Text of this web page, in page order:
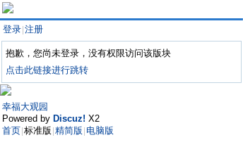
登录 注册
抱歉，您尚未登录，没有权限访问该版块
点击此链接进行跳转
幸福大观园
Powered by Discuz! X2
首页 标准版 精简版 电脑版